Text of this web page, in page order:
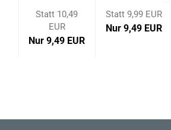
Statt 10,49
EUR
Nur 9,49 EUR
Statt 9,99 EUR
Nur 9,49 EUR